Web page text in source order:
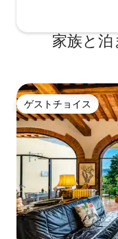
家族と
ゲストチョイス
ゲストチョイス